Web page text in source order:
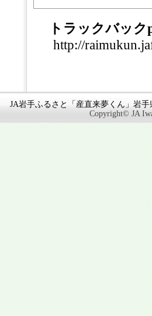
トラックバッ
http://
JA岩手ふるさと「産直来夢くん」岩
Copyright© JA